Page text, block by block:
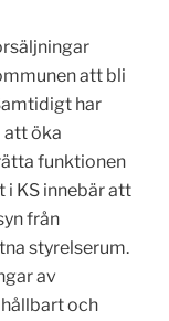
att bli
har
att öka
funktionen
i KS innebär att
från
styrelserum.
av
och